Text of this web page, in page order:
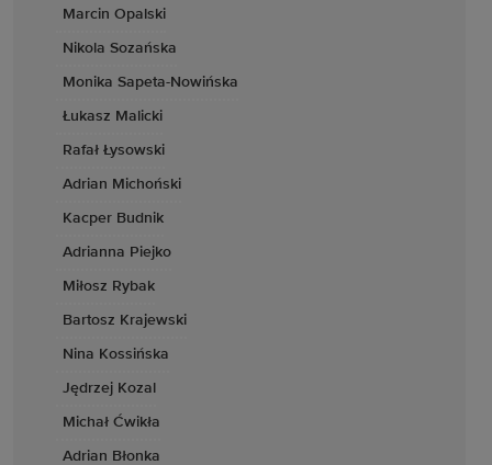
Marcin Opalski
Nikola Sozańska
Monika Sapeta-Nowińska
Łukasz Malicki
Rafał Łysowski
Adrian Michoński
Kacper Budnik
Adrianna Piejko
Miłosz Rybak
Bartosz Krajewski
Nina Kossińska
Jędrzej Kozal
Michał Ćwikła
Adrian Błonka